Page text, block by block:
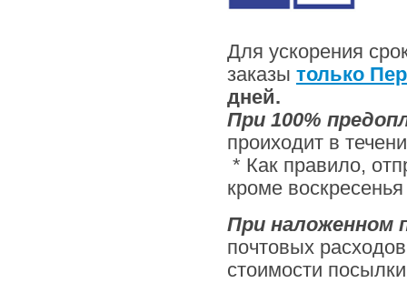
Для ускорения
заказы только
дней.
При 100%
проиходит в
* Как правило,
кроме
При наложенном
почтовых
стоимости